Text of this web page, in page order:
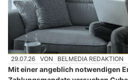
29.07.26 VON BELMEDIA REDAKTION
Mit einer angeblich notwendigen